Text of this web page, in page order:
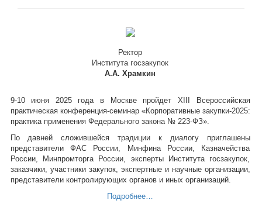
Ректор
Института госзакупок
А.А. Храмкин
9-10 июня 2025 года в Москве пройдет XIII Всероссийская
практическая конференция-семинар «Корпоративные закупки-2025:
практика применения Федерального закона № 223-ФЗ».
По давней сложившейся традиции к диалогу приглашены
представители ФАС России, Минфина России, Казначейства
России, Минпромторга России, эксперты Института госзакупок,
заказчики, участники закупок, экспертные и научные организации,
представители контролирующих органов и иных организаций.
Подробнее…